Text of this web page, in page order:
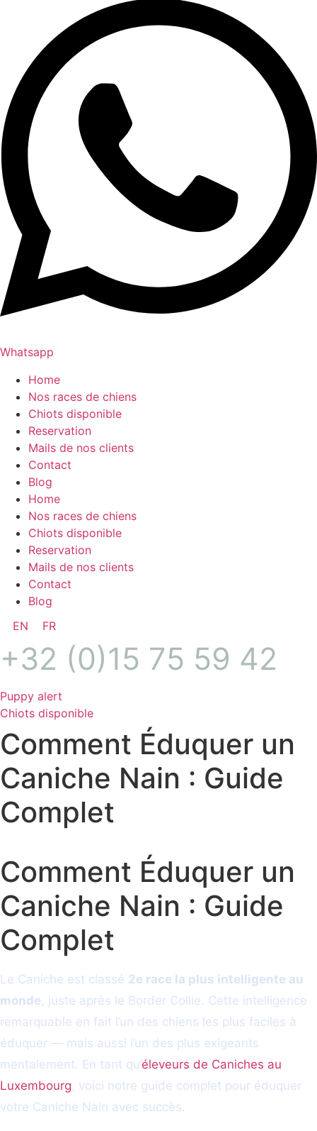
Whatsapp
Home
Nos races de chiens
Chiots disponible
Reservation
Mails de nos clients
Contact
Blog
Home
Nos races de chiens
Chiots disponible
Reservation
Mails de nos clients
Contact
Blog
EN
FR
+32 (0)15 75 59 42
Puppy alert
Chiots disponible
Comment Éduquer un
Caniche Nain : Guide
Complet
Comment Éduquer un
Caniche Nain : Guide
Complet
Le Caniche est classé 2e race la plus intelligente au
monde, juste après le Border Collie. Cette intelligence
remarquable en fait l’un des chiens les plus faciles à
éduquer — mais aussi l’un des plus exigeants
mentalement. En tant qu’éleveurs de Caniches au
Luxembourg, voici notre guide complet pour éduquer
votre Caniche Nain avec succès.